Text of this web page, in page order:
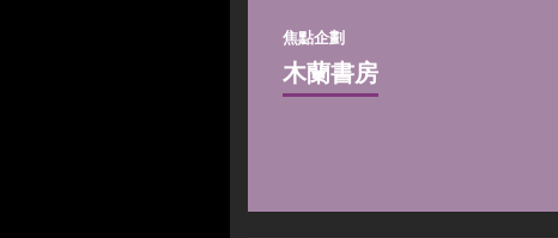
焦點企劃
木蘭書房